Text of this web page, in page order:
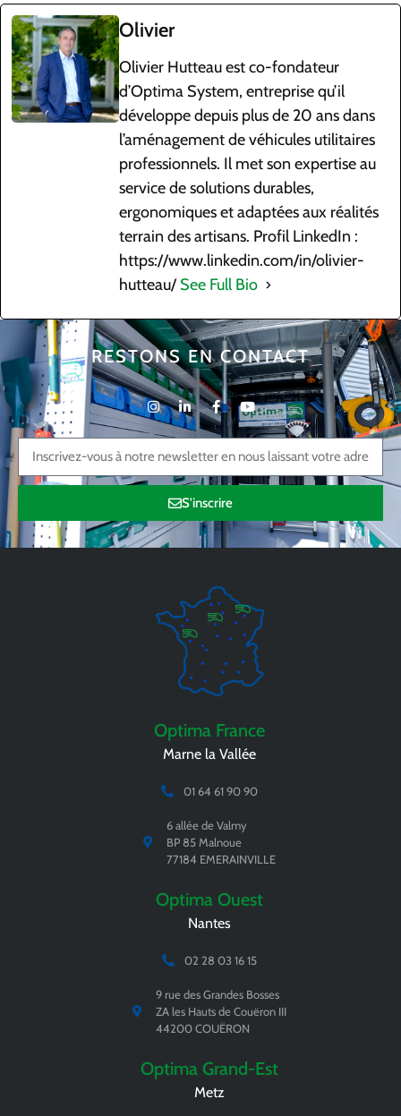
Olivier
Olivier Hutteau est co-fondateur
d’Optima System, entreprise qu’il
développe depuis plus de 20 ans dans
l’aménagement de véhicules utilitaires
professionnels. Il met son expertise au
service de solutions durables,
ergonomiques et adaptées aux réalités
terrain des artisans. Profil LinkedIn :
https://www.linkedin.com/in/olivier-
hutteau/See Full Bio
RESTONS EN CONTACT
S'inscrire
Optima France
Marne la Vallée
01 64 61 90 90
6 allée de Valmy
BP 85 Malnoue
77184 EMERAINVILLE
Optima Ouest
Nantes
02 28 03 16 15
9 rue des Grandes Bosses
ZA les Hauts de Couëron III
44200 COUËRON
Optima Grand-Est
Metz